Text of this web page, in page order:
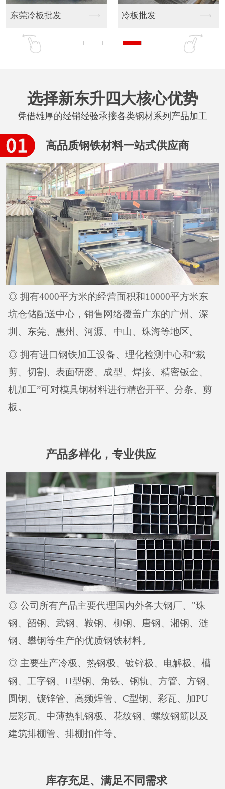
东莞冷板批发 冷板批发
选择新东升四大核心优势
凭借雄厚的经销经验承接各类钢材系列产品加工
高品质钢铁材料一站式供应商
◎ 拥有4000平方米的经营面积和10000平方米东
坑仓储配送中心，销售网络覆盖广东的广州、深
圳、东莞、惠州、河源、中山、珠海等地区。
◎ 拥有进口钢铁加工设备、理化检测中心和“裁
剪、切割、表面研磨、成型、焊接、精密钣金、
机加工”可对模具钢材料进行精密开平、分条、剪
板。
产品多样化，专业供应
◎ 公司所有产品主要代理国内外各大钢厂、"珠
钢、韶钢、武钢、鞍钢、柳钢、唐钢、湘钢、涟
钢、攀钢等生产的优质钢铁材料。
◎ 主要生产冷极、热钢极、镀锌极、电解极、槽
钢、工字钢、H型钢、角铁、钢轨、方管、方钢、
圆钢、镀锌管、高频焊管、C型钢、彩瓦、加PU
层彩瓦、中薄热轧钢极、花纹钢、螺纹钢筋以及
建筑排棚管、排棚扣件等。
库存充足、满足不同需求